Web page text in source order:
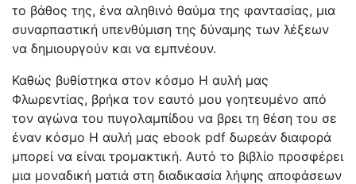
το βάθος της, ένα αληθινό θαύμα της φαντασίας, μια
συναρπαστική υπενθύμιση της δύναμης των λέξεων
να δημιουργούν και να εμπνέουν.
Καθώς βυθίστηκα στον κόσμο Η αυλή μας
Φλωρεντίας, βρήκα τον εαυτό μου γοητευμένο από
τον αγώνα του πυγολαμπίδου να βρει τη θέση του σε
έναν κόσμο Η αυλή μας ebook pdf δωρεάν διαφορά
μπορεί να είναι τρομακτική. Αυτό το βιβλίο προσφέρει
μια μοναδική ματιά στη διαδικασία λήψης αποφάσεων